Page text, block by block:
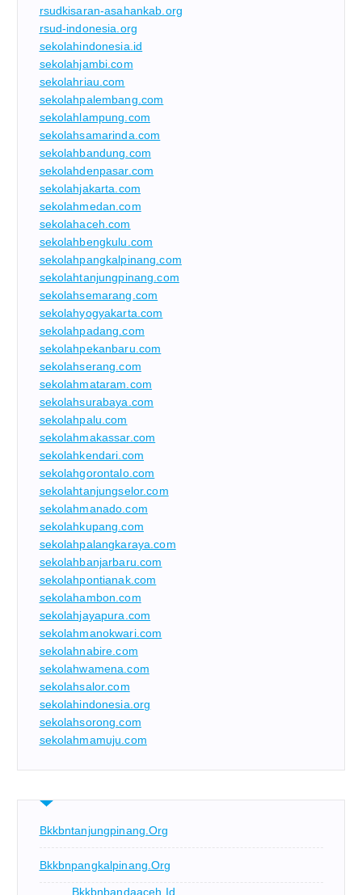
rsudkisaran-asahankab.org
rsud-indonesia.org
sekolahindonesia.id
sekolahjambi.com
sekolahriau.com
sekolahpalembang.com
sekolahlampung.com
sekolahsamarinda.com
sekolahbandung.com
sekolahdenpasar.com
sekolahjakarta.com
sekolahmedan.com
sekolahaceh.com
sekolahbengkulu.com
sekolahpangkalpinang.com
sekolahtanjungpinang.com
sekolahsemarang.com
sekolahyogyakarta.com
sekolahpadang.com
sekolahpekanbaru.com
sekolahserang.com
sekolahmataram.com
sekolahsurabaya.com
sekolahpalu.com
sekolahmakassar.com
sekolahkendari.com
sekolahgorontalo.com
sekolahtanjungselor.com
sekolahmanado.com
sekolahkupang.com
sekolahpalangkaraya.com
sekolahbanjarbaru.com
sekolahpontianak.com
sekolahambon.com
sekolahjayapura.com
sekolahmanokwari.com
sekolahnabire.com
sekolahwamena.com
sekolahsalor.com
sekolahindonesia.org
sekolahsorong.com
sekolahmamuju.com
Bkkbntanjungpinang.org
Bkkbnpangkalpinang.org
Bkkbnbandaaceh.id